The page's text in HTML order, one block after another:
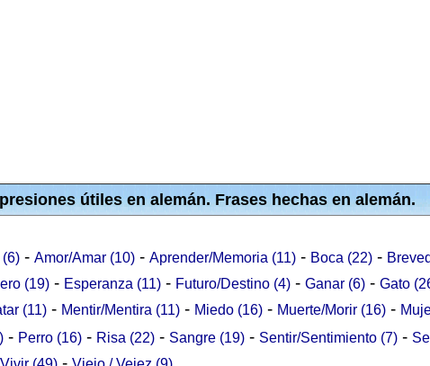
útiles en alemán. Frases hechas en alemán.
- Amor/Amar (10) - Aprender/Memoria (11) - Boca (22) -
(19) - Esperanza (11) - Futuro/Destino (4) - Ganar (6) - Gato
(11) - Mentir/Mentira (11) - Miedo (16) - Muerte/Morir (16) -
- Perro (16) - Risa (22) - Sangre (19) - Sentir/Sentimiento (7) -